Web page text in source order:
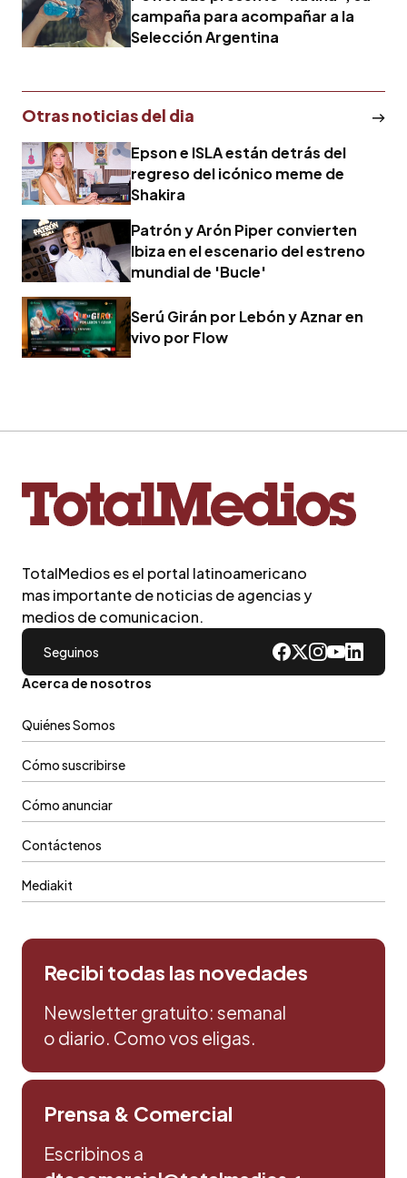
campaña para acompañar a la
Selección Argentina
Otras noticias del dia
Epson e ISLA están detrás del
regreso del icónico meme de
Shakira
Patrón y Arón Piper convierten
Ibiza en el escenario del estreno
mundial de 'Bucle'
Serú Girán por Lebón y Aznar en
vivo por Flow
TotalMedios es el portal latinoamericano
mas importante de noticias de agencias y
medios de comunicacion.
Seguinos
Acerca de nosotros
Quiénes Somos
Cómo suscribirse
Cómo anunciar
Contáctenos
Mediakit
Recibi todas las novedades
Newsletter gratuito: semanal
o diario. Como vos eligas.
Prensa & Comercial
Escribinos a